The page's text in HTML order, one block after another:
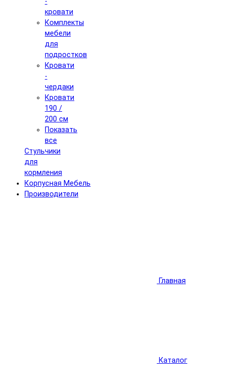
кровати
Комплекты
мебели
для
подростков
Кровати
-
чердаки
Кровати
190 /
200 см
Показать
все
Стульчики
для
кормления
Корпусная Мебель
Производители
Главная
Каталог